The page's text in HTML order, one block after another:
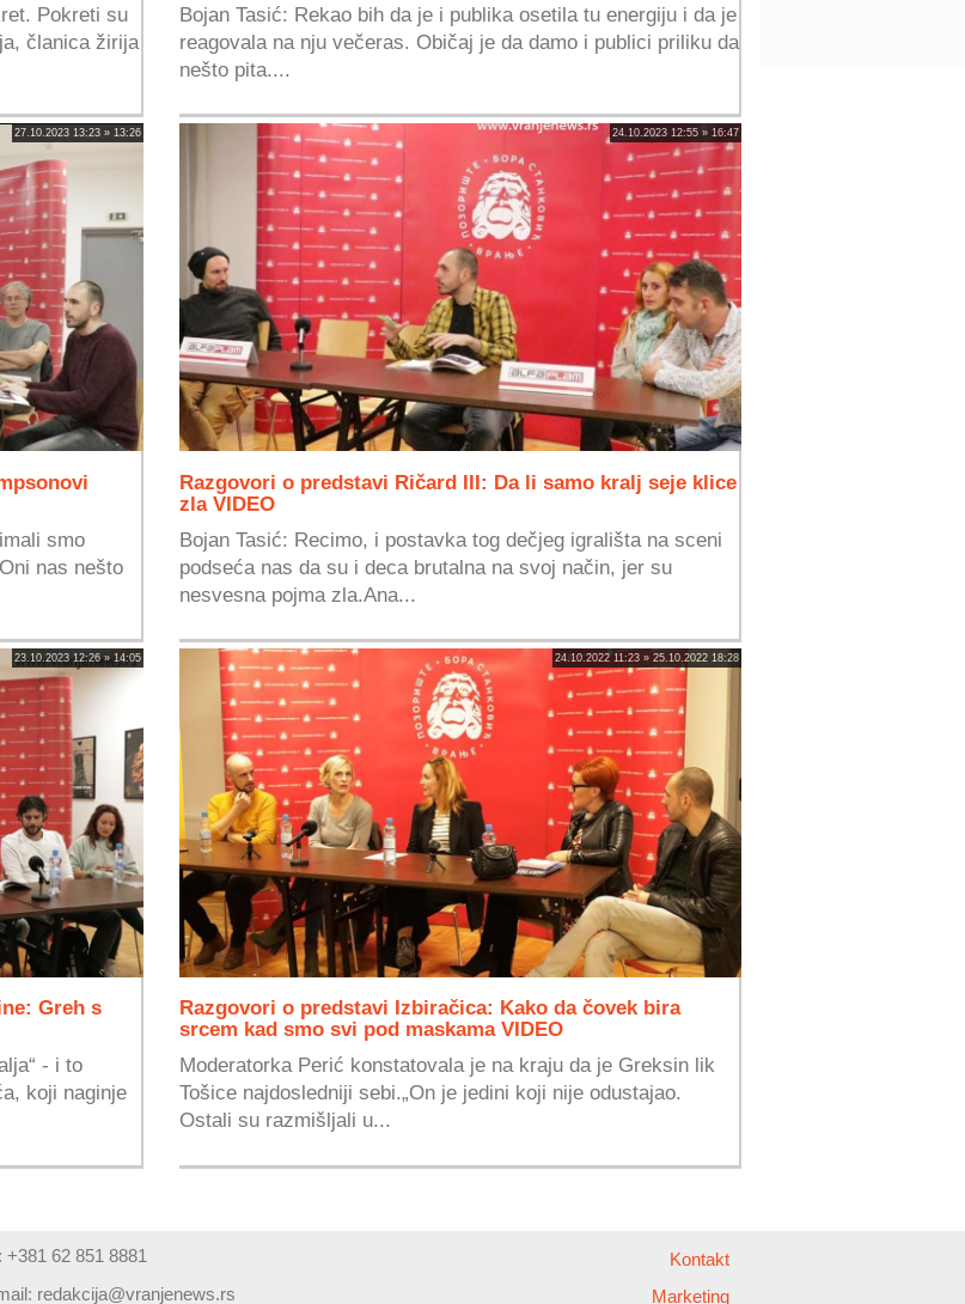
Pokreti su
članica žirija
Bojan Tasić: Rekao bih da je i publika osetila tu energiju i da je
reagovala na nju večeras. Običaj je da damo i publici priliku da
nešto pita....
27.10.2023 13:23 » 13:26
smo
nas nešto
24.10.2023 12:55 » 16:47
Razgovori o predstavi Ričard III: Da li samo kralj seje klice
zla VIDEO
Bojan Tasić: Recimo, i postavka tog dečjeg igrališta na sceni
podseća nas da su i deca brutalna na svoj način, jer su
nesvesna pojma zla.Ana...
23.10.2023 12:26 » 14:05
Greh s
- i to
koji naginje
24.10.2022 11:23 » 25.10.2022 18:28
Razgovori o predstavi Izbiračica: Kako da čovek bira
srcem kad smo svi pod maskama VIDEO
Moderatorka Perić konstatovala je na kraju da je Greksin lik
Tošice najdosledniji sebi.„On je jedini koji nije odustajao.
Ostali su razmišljali u...
+381 62 851 8881
redakcija@vranjenews.rs
Kontakt
Marketing